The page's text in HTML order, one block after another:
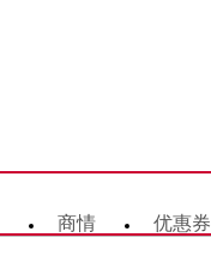
商情 优惠券